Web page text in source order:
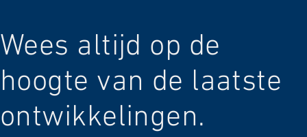
Wees altijd op de
hoogte van de laatste
ontwikkelingen.